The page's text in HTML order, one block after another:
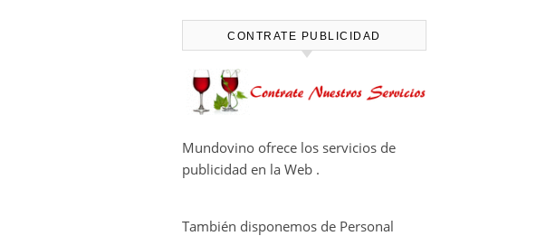
HARMONY COLLECTION
CONTRATE PUBLICIDAD
Mundovino ofrece los servicios de
publicidad en la Web .
También disponemos de Personal